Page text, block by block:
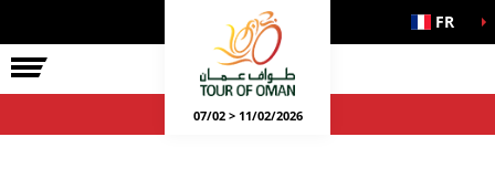
FR
07/02 > 11/02/2026